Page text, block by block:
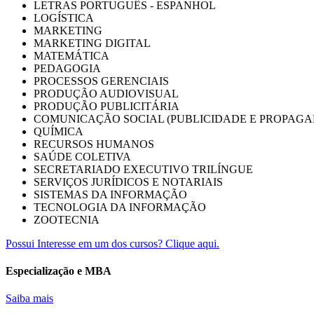
LETRAS PORTUGUÊS - ESPANHOL
LOGÍSTICA
MARKETING
MARKETING DIGITAL
MATEMÁTICA
PEDAGOGIA
PROCESSOS GERENCIAIS
PRODUÇÃO AUDIOVISUAL
PRODUÇÃO PUBLICITÁRIA
COMUNICAÇÃO SOCIAL (PUBLICIDADE E
QUÍMICA
RECURSOS HUMANOS
SAÚDE COLETIVA
SECRETARIADO EXECUTIVO TRILÍNGUE
SERVIÇOS JURÍDICOS E NOTARIAIS
SISTEMAS DA INFORMAÇÃO
TECNOLOGIA DA INFORMAÇÃO
ZOOTECNIA
Possui Interesse em um dos cursos? Clique aqui.
Especialização e MBA
Saiba mais